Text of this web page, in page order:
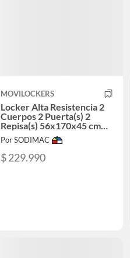
MOVILOCKERS
Locker Alta Resistencia 2
Cuerpos 2 Puerta(s) 2
Repisa(s) 56x170x45 cm
Gris Eco
Por SODIMAC
$ 229.990